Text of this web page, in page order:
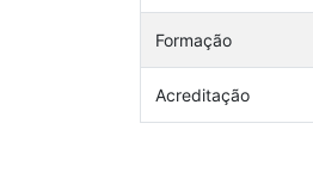
Formação
Acreditação